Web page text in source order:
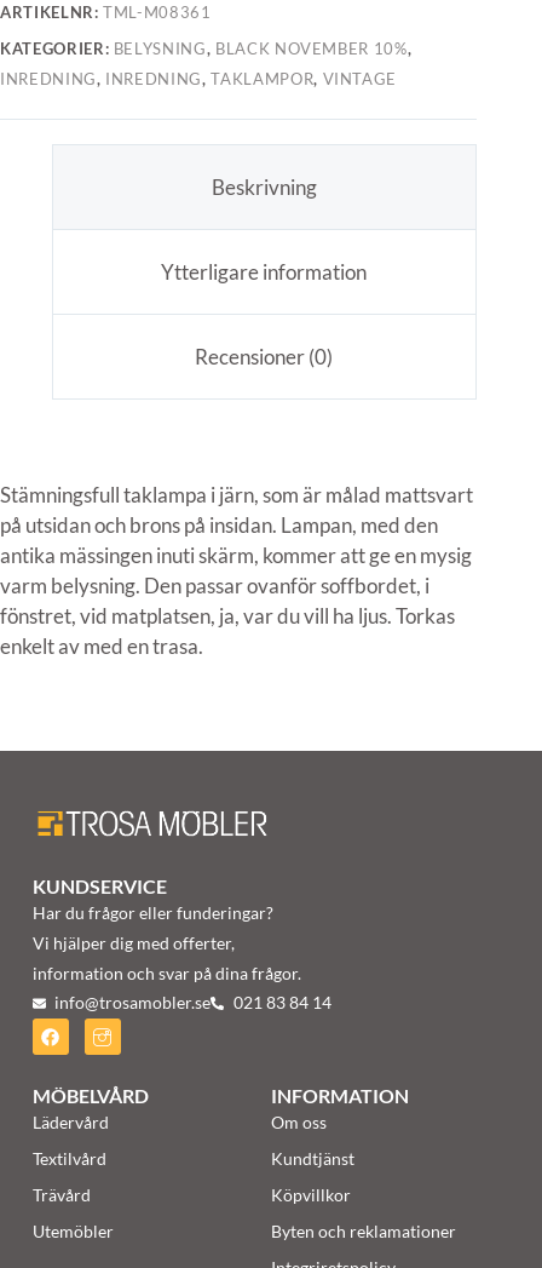
ARTIKELNR:TML-M08361
KATEGORIER: BELYSNING, BLACK NOVEMBER 10%,
INREDNING, INREDNING,TAKLAMPOR, VINTAGE
Beskrivning
Ytterligare information
Recensioner (0)
Stämningsfull taklampa i järn, som är målad mattsvart
på utsidan och brons på insidan. Lampan, med den
antika mässingen inuti skärm, kommer att ge en mysig
varm belysning. Den passar ovanför soffbordet, i
fönstret, vid matplatsen, ja, var du vill ha ljus. Torkas
enkelt av med en trasa.
KUNDSERVICE
Har du frågor eller funderingar?
Vi hjälper dig med offerter,
information och svar på dina frågor.
info@trosamobler.se 021 83 84 14
MÖBELVÅRD
Lädervård
Textilvård
Trävård
Utemöbler
INFORMATION
Om oss
Kundtjänst
Köpvillkor
Byten och reklamationer